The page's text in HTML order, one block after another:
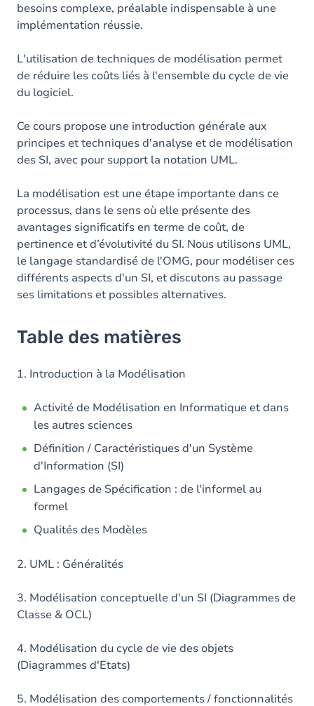
besoins complexe, préalable indispensable à une
implémentation réussie.
L'utilisation de techniques de modélisation permet
de réduire les coûts liés à l'ensemble du cycle de vie
du logiciel.
Ce cours propose une introduction générale aux
principes et techniques d'analyse et de modélisation
des SI, avec pour support la notation UML.
La modélisation est une étape importante dans ce
processus, dans le sens où elle présente des
avantages significatifs en terme de coût, de
pertinence et d’évolutivité du SI. Nous utilisons UML,
le langage standardisé de l'OMG, pour modéliser ces
différents aspects d'un SI, et discutons au passage
ses limitations et possibles alternatives.
Table des matières
1. Introduction à la Modélisation
Activité de Modélisation en Informatique et dans
les autres sciences
Définition / Caractéristiques d'un Système
d'Information (SI)
Langages de Spécification : de l'informel au
formel
Qualités des Modèles
2. UML : Généralités
3. Modélisation conceptuelle d'un SI (Diagrammes de
Classe & OCL)
4. Modélisation du cycle de vie des objets
(Diagrammes d'Etats)
5. Modélisation des comportements / fonctionnalités